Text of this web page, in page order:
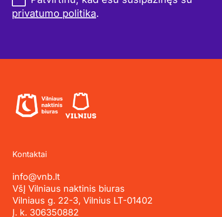
privatumo politika.
Kontaktai
info@vnb.lt
VšĮ Vilniaus naktinis biuras
Vilniaus g. 22-3, Vilnius LT-01402
Į. k. 306350882